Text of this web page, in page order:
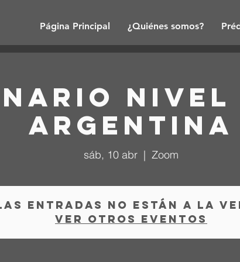
Página Principal ¿Quiénes somos?
nivel
Argentina
sáb, 10 abr
  |
Zoom
entradas no están a la
Ver otros eventos